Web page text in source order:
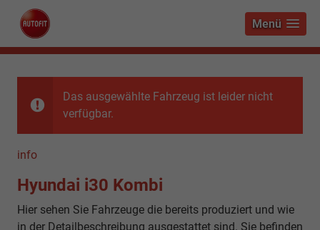
Menü
Das ausgewählte Fahrzeug ist leider nicht
verfügbar.
info
Hyundai i30 Kombi
Hier sehen Sie Fahrzeuge die bereits produziert und wie
in der Detailbeschreibung ausgestattet sind. Sie befinden